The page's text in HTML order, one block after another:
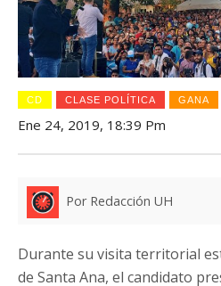
CD CLASE POLÍTICA GANA
Ene 24, 2019, 18:39 Pm
Por Redacción UH
Durante su visita territorial
de Santa Ana, el candidato